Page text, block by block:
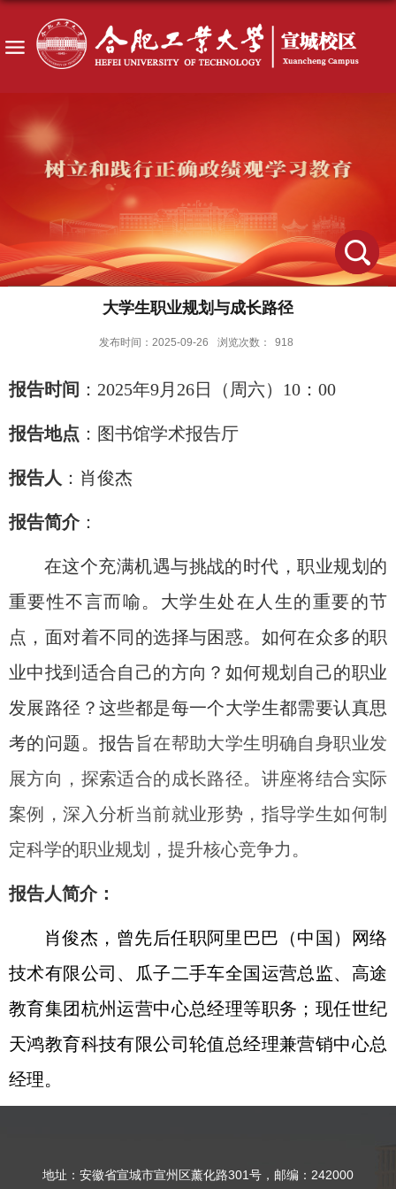
大学生职业规划与成长路径
发布时间：2025-09-26 浏览次数： 918
报告时间 ：2025年9月26日（周六）10：00
报告地点 ：图书馆学术报告厅
报告人 ： 肖俊杰
报告简介：
在这个充满机遇与挑战的时代，职业规划的
重要性不言而喻。大学生处在人生的重要的节
点，面对着不同的选择与困惑。如何在众多的职
业中找到适合自己的方向？如何规划自己的职业
发展路径？这些都是每一个大学生都需要认真思
考的问题。报告旨在帮助大学生明确自身职业发
展方向，探索适合的成长路径。讲座将结合实际
案例，深入分析当前就业形势，指导学生如何制
定科学的职业规划，提升核心竞争力。
报告人简介：
肖俊杰，曾先后任职阿里巴巴（中国）网络
技术有限公司、瓜子二手车全国运营总监、高途
教育集团杭州运营中心总经理等职务；现任世纪
天鸿教育科技有限公司轮值总经理兼营销中心总
经理。
地址：安徽省宣城市宣州区薰化路301号，邮编：242000